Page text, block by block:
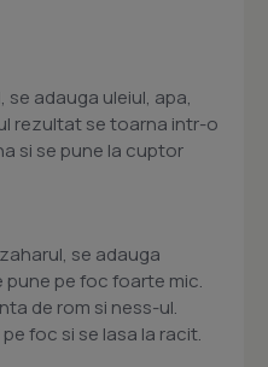
adauga uleiul, apa,
rezultat se toarna intr-o
si se pune la cuptor
se adauga
pune pe foc foarte mic.
de rom si ness-ul.
foc si se lasa la racit.